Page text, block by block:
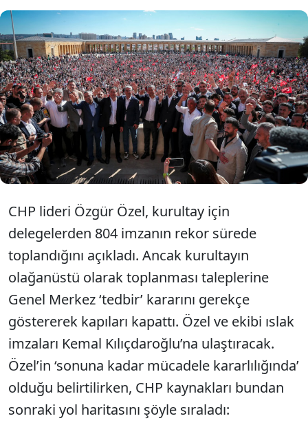
Butlan krizini aşmak için formüller arayan
Özgür Özel ve ekibi çözüm bulunamazsa
yeni parti kuracak. CHP’li kaynaklar, “Son
ana kadar elimizden geleni yapmalıyız”
diyor.
CHP lideri Özgür Özel, kurultay için
delegelerden 804 imzanın rekor sürede
toplandığını açıkladı. Ancak kurultayın
olağanüstü olarak toplanması taleplerine
Genel Merkez ‘tedbir’ kararını gerekçe
göstererek kapıları kapattı. Özel ve ekibi ıslak
imzaları Kemal Kılıçdaroğlu’na ulaştıracak.
Özel’in ‘sonuna kadar mücadele kararlılığında’
olduğu belirtilirken, CHP kaynakları bundan
sonraki yol haritasını şöyle sıraladı: